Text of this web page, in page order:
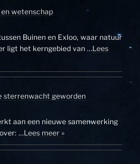
wetenschap
Buinen en Exloo, waar natuur
ligt het kerngebied van …Lees
sterrenwacht geworden
aan een nieuwe samenwerking
…Lees meer »